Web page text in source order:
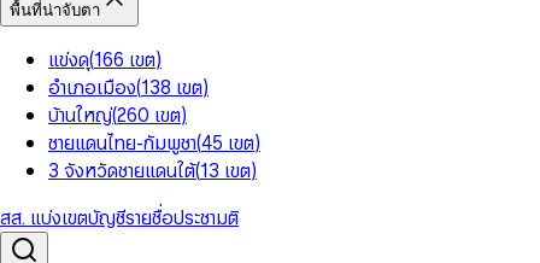
พื้นที่น่าจับตา
แข่งดุ(166 เขต)
อำเภอเมือง(138 เขต)
บ้านใหญ่(260 เขต)
ชายแดนไทย-กัมพูชา(45 เขต)
3 จังหวัดชายแดนใต้(13 เขต)
สส. แบ่งเขตบัญชีรายชื่อประชามติ